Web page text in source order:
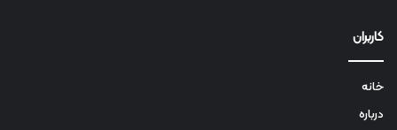
کاربران
خانه
درباره